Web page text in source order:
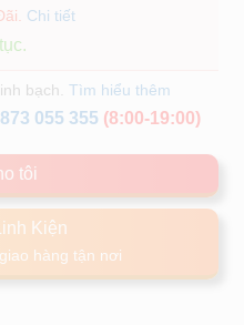
Chi tiết
bạch.Tìm hiểu thêm
055 355 (8:00-19:00)
tôi
Kiện
hàng tận nơi